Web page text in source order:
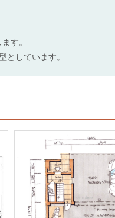
す。
としています。